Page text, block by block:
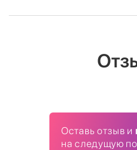
Оставь отзыв и
на следущую